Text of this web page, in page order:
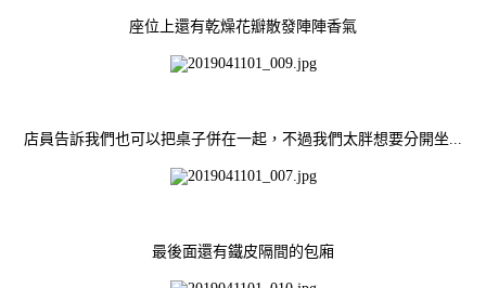
座位上還有乾燥花瓣散發陣陣香氣
店員告訴我們也可以把桌子併在一起，不過我們太胖想要分開坐...
最後面還有鐵皮隔間的包廂